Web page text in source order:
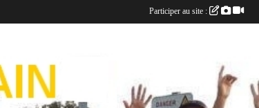
Participer au site :